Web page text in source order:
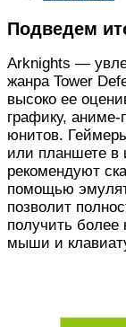
Подведем
Arknights —
жанра Tower
высоко ее
графику,
юнитов.
или планшете в
рекомендуют
помощью
позволит
получить
мыши и